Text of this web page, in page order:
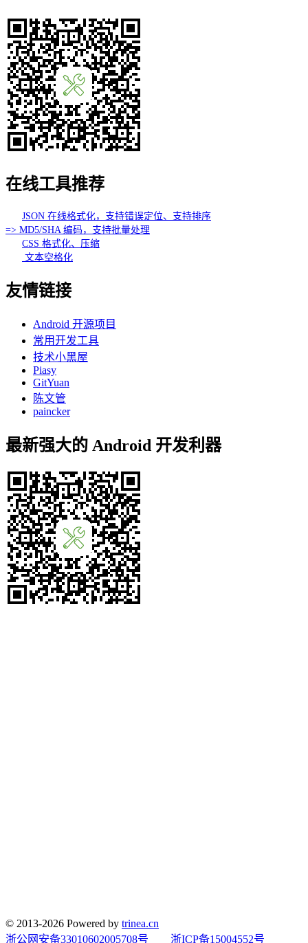
在线工具推荐
JSON 在线格式化，支持错误定位、支持排序
=> MD5/SHA 编码，支持批量处理
CSS 格式化、压缩
文本空格化
友情链接
Android 开源项目
常用开发工具
技术小黑屋
Piasy
GitYuan
陈文管
paincker
最新强大的 Android 开发利器
© 2013-2026 Powered by trinea.cn
浙公网安备33010602005708号
浙ICP备15004552号